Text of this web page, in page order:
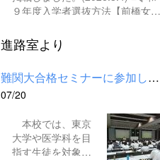
９年度入学者選抜方法【前橋女子
委員会webサイト 高校入試に関
するページはこちら
進路室より
難関大合格セミナーに参加しました
07/20
本校では、東京
大学や医学科を目
指す生徒を対象